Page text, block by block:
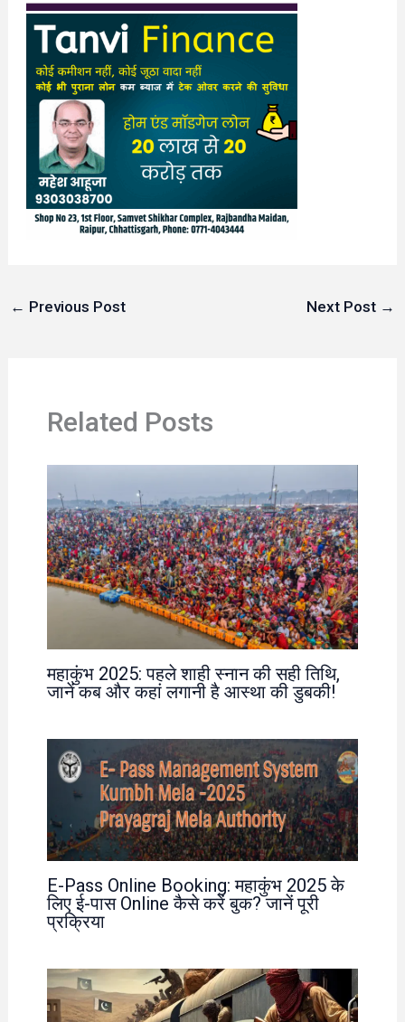
← Previous Post Next Post →
Related Posts
महाकुंभ 2025: पहले शाही स्नान की सही तिथि,
जानें कब और कहां लगानी है आस्था की डुबकी!
E-Pass Online Booking: महाकुंभ 2025 के
लिए ई-पास Online कैसे करें बुक? जानें पूरी
प्रक्रिया